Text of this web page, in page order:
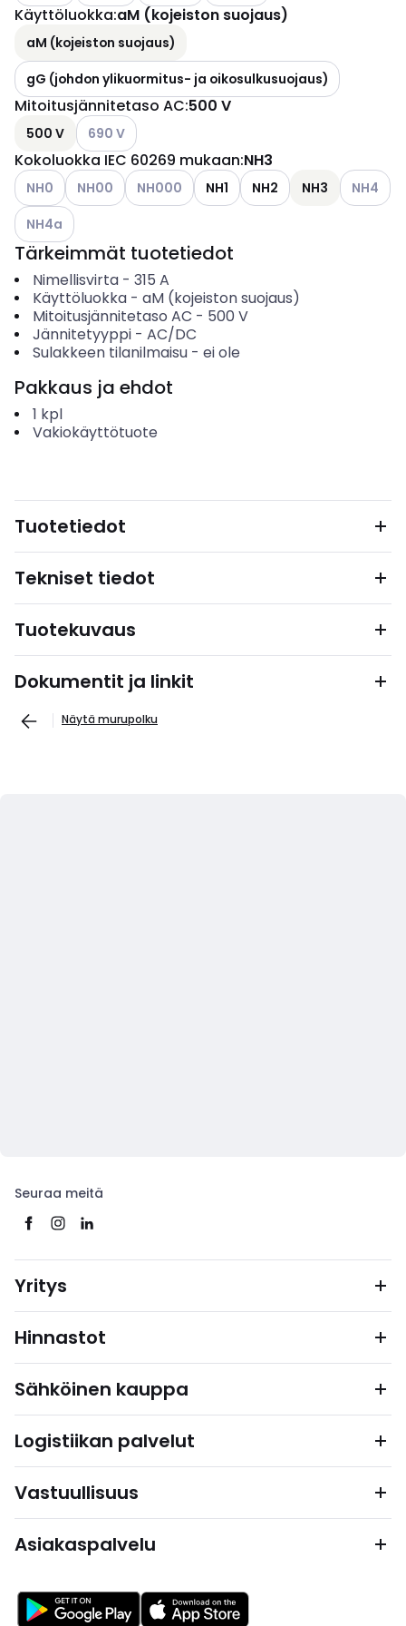
Käyttöluokka:aM (kojeiston suojaus)
aM (kojeiston suojaus)
gG (johdon ylikuormitus- ja oikosulkusuojaus)
Mitoitusjännitetaso AC:500 V
500 V Katso käytettävissä olevat vaihtoehdot
690 V
Kokoluokka IEC 60269 mukaan:NH3
Katso käytettävissä olevat vaihtoehdot
NH0 Katso käytettävissä olevat vaihtoehdot
NH00 Katso käytettävissä olevat vaihtoehdot
NH000 NH1 NH2 NH3 Katso
NH4
Katso käytettävissä olevat vaihtoehdot
NH4a
Tärkeimmät tuotetiedot
Nimellisvirta- 315 A
Käyttöluokka- aM (kojeiston suojaus)
Mitoitusjännitetaso AC - 500 V
Jännitetyyppi- AC/DC
Sulakkeen tilanilmaisu- ei ole
Pakkaus ja ehdot
1 kpl
Vakiokäyttötuote
Tuotetiedot
Tekniset tiedot
Tuotekuvaus
Dokumentit ja linkit
Näytä murupolku
Seuraa meitä
Yritys
Hinnastot
Sähköinen kauppa
Logistiikan palvelut
Vastuullisuus
Asiakaspalvelu